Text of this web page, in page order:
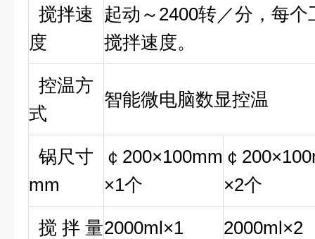
搅拌速
度
起动～2400转／分，每
搅拌速度。
控温方
式
智能微电脑数显控温
锅尺寸
mm
￠200×100mm
×1个
￠
×2个
搅 拌 量2000ml×1 2000ml×2